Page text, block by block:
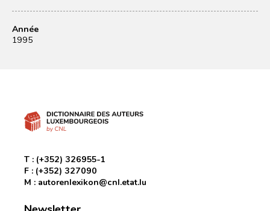
Année
1995
T : (+352) 326955-1
F : (+352) 327090
M : autorenlexikon@cnl.etat.lu